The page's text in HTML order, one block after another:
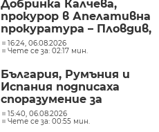
Добринка Калчева,
прокурор в Апелативна
прокуратура – Пловдив,
е предложена за член на
ВСС
16:24, 06.08.2026
Чете се за: 02:17 мин.
България, Румъния и
Испания подписаха
споразумение за
изпълнение на
съвместни мисии по
15:40, 06.08.2026
Чете се за: 00:55 мин.